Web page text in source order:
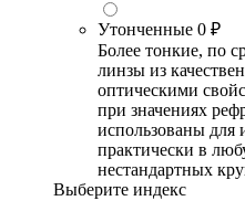
Утонченные 0 ₽
Более тонкие, по
линзы из
оптическими
при значениях
использованы для
практически в
нестандартных
Выберите индекс